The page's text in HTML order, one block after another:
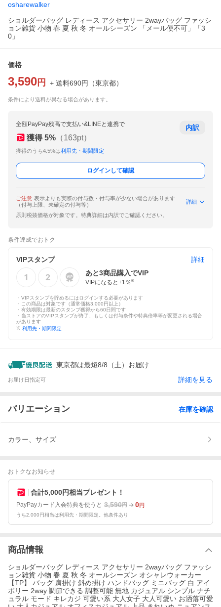
osharewalker
ショルダーバッグ レディース アクセサリー 2wayバッグ ファッシ
ョン雑貨 小物 春 夏 秋 冬 オールシーズン 「メール便不可」「3
0」
価格
3,590 円 + 送料690円 （東京都）
条件により送料が異なる場合があります。
全額PayPay残高で支払い&LINEと連携で
獲得 5% （163pt）
獲得のうち4.5%は利用先・期間限定
内訳
ログインして確認
ご注意 表示よりも実際の付与数・付与率が少ない場合があります
（付与上限、未確定の付与等）
詳細
原則税抜価格が対象です。特典詳細は内訳でご確認ください。
条件達成でおトク
VIPスタンプ
詳細
あと3商品購入でVIP
VIPになると+1 ％ ※
・VIPスタンプを貯めるにはログインする必要があります
・この商品は対象です（通常価格3,000円以上）
・有効期限は最新のスタンプ獲得から60日間です
・当ストアのVIPスタンプが終了、もしくは付与条件や特典倍率等が変更される場合
があります
※ 利用先・期間限定
東京都は最短8/8（土）お届け
お届け日指定可 詳細を見る
バリエーション 在庫を確認
カラー、サイズ
おトクなお知らせ
合計5,000円相当プレゼント！
PayPayカード入会特典を使うと 3,590円 0円
うち2,000円相当は利用先・期間限定。他条件あり
商品情報
ショルダーバッグ レディース アクセサリー 2wayバッグ ファッシ
ョン雑貨 小物 春 夏 秋 冬 オールシーズン オシャレウォーカー
【TP】 バッグ 肩掛け 斜め掛け ハンドバッグ ミニバッグ 白 アイ
ボリー 2way 調節できる 調整可能 無地 カジュアル シンプル ナチ
ュラル モード キレカジ 可愛い系 大人女子 大人可愛い お洒落可愛